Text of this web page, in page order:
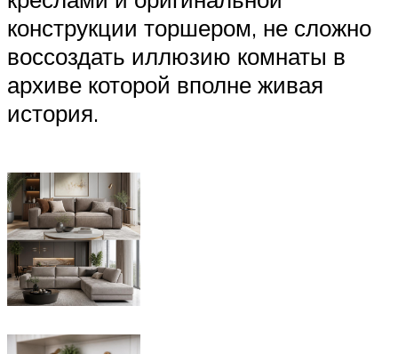
конструкции торшером, не сложно
воссоздать иллюзию комнаты в
архиве которой вполне живая
история.